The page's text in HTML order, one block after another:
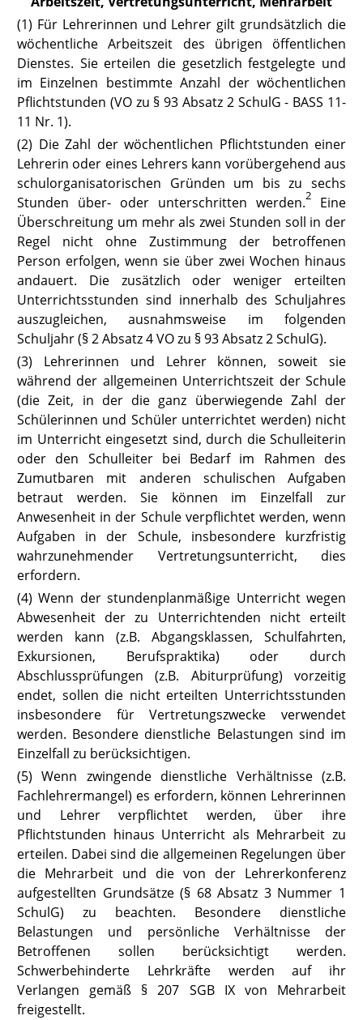
(1) Für Lehrerinnen und Lehrer gilt grundsätzlich die
wöchentliche Arbeitszeit des übrigen öffentlichen
Dienstes. Sie erteilen die gesetzlich festgelegte und
im Einzelnen bestimmte Anzahl der wöchentlichen
Pflichtstunden (VO zu § 93 Absatz 2 SchulG - BASS 11-
11 Nr. 1).
(2) Die Zahl der wöchentlichen Pflichtstunden einer
Lehrerin oder eines Lehrers kann vorübergehend aus
schulorganisatorischen Gründen um bis zu sechs
Stunden über- oder unterschritten werden.2
Eine
Überschreitung um mehr als zwei Stunden soll in der
Regel nicht ohne Zustimmung der betroffenen
Person erfolgen, wenn sie über zwei Wochen hinaus
andauert. Die zusätzlich oder weniger erteilten
Unterrichtsstunden sind innerhalb des Schuljahres
auszugleichen, ausnahmsweise im folgenden
Schuljahr (§ 2 Absatz 4 VO zu § 93 Absatz 2 SchulG).
(3) Lehrerinnen und Lehrer können, soweit sie
während der allgemeinen Unterrichtszeit der Schule
(die Zeit, in der die ganz überwiegende Zahl der
Schülerinnen und Schüler unterrichtet werden) nicht
im Unterricht eingesetzt sind, durch die Schulleiterin
oder den Schulleiter bei Bedarf im Rahmen des
Zumutbaren mit anderen schulischen Aufgaben
betraut werden. Sie können im Einzelfall zur
Anwesenheit in der Schule verpflichtet werden, wenn
Aufgaben in der Schule, insbesondere kurzfristig
wahrzunehmender Vertretungsunterricht, dies
erfordern.
(4) Wenn der stundenplanmäßige Unterricht wegen
Abwesenheit der zu Unterrichtenden nicht erteilt
werden kann (z.B. Abgangsklassen, Schulfahrten,
Exkursionen, Berufspraktika) oder durch
Abschlussprüfungen (z.B. Abiturprüfung) vorzeitig
endet, sollen die nicht erteilten Unterrichtsstunden
insbesondere für Vertretungszwecke verwendet
werden. Besondere dienstliche Belastungen sind im
Einzelfall zu berücksichtigen.
(5) Wenn zwingende dienstliche Verhältnisse (z.B.
Fachlehrermangel) es erfordern, können Lehrerinnen
und Lehrer verpflichtet werden, über ihre
Pflichtstunden hinaus Unterricht als Mehrarbeit zu
erteilen. Dabei sind die allgemeinen Regelungen über
die Mehrarbeit und die von der Lehrerkonferenz
aufgestellten Grundsätze(§ 68 Absatz 3 Nummer 1
SchulG) zu beachten. Besondere dienstliche
Belastungen und persönliche Verhältnisse der
Betroffenen sollen berücksichtigt werden.
Schwerbehinderte Lehrkräfte werden auf ihr
Verlangen gemäß § 207 SGB IXvon Mehrarbeit
freigestellt.